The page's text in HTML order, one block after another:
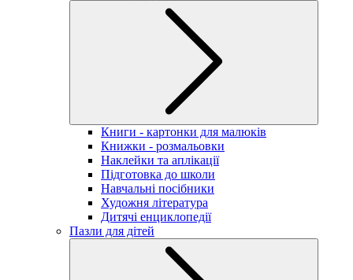
Книги - картонки для малюків
Книжки - розмальовки
Наклейки та аплікації
Підготовка до школи
Навчальні посібники
Художня література
Дитячі енциклопедії
Пазли для дітей